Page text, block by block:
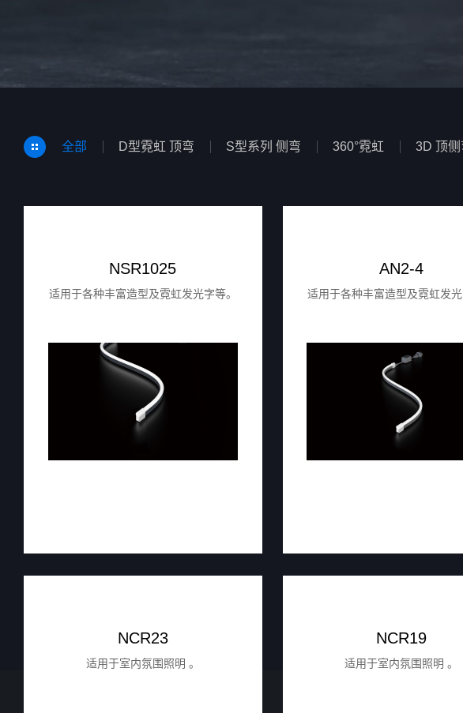
全部 D型霓虹 顶弯 S型系列 侧弯 360°霓虹 3D 顶侧
NSR1025
适用于各种丰富造型及霓虹发光字等。
AN2-4
适用于各种丰富造型及霓虹发光
NCR23
适用于室内氛围照明 。
NCR19
适用于室内氛围照明 。